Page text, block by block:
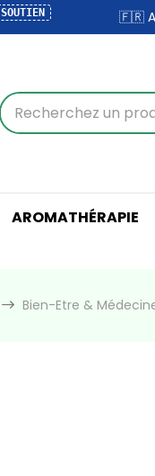
SOUTIEN 🇫🇷
AROMATHÉRAPIE
Bien-Etre &